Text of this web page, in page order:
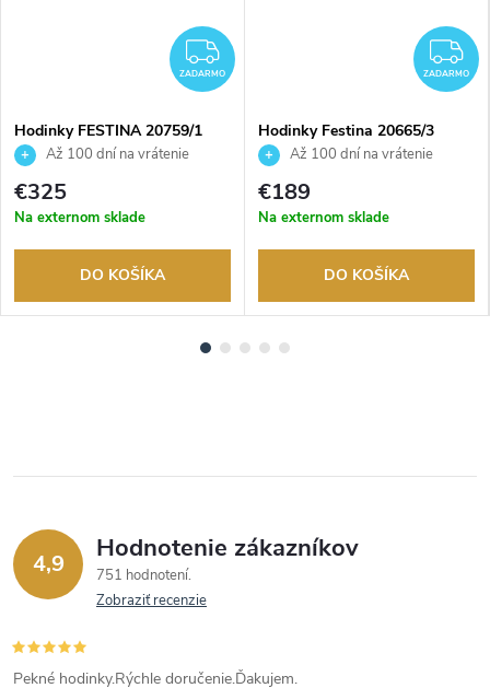
ZADARMO
ZADARMO
Hodinky FESTINA 20759/1
Až 100 dní na vrátenie
tovaru. Autorizovaný predajca.
€325
Na externom sklade
DO KOŠÍKA
ZADARMO
Hodinky Festina 20665/3
Až 100 dní na vrátenie
tovaru. Autorizovaný predajca.
€189
Na externom sklade
DO KOŠÍKA
4,9 Hodnotenie zákazníkov
751 hodnotení
Zobraziť recenzie
Pekné hodinky.Rýchle doručenie.Ďakujem.